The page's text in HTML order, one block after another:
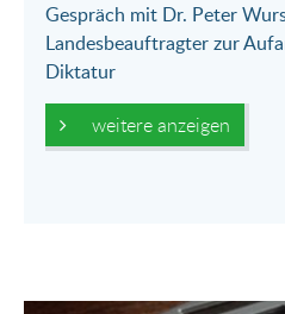
Gespräch mit Dr. Peter
Landesbeauftragter zur
Diktatur
weitere anzeigen